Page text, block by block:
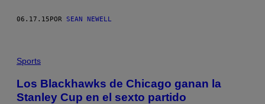
06.17.15 POR SEAN NEWELL
Sports
Los Blackhawks de Chicago ganan la
Stanley Cup en el sexto partido